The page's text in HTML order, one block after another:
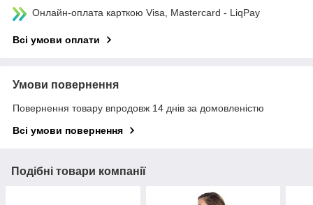
Онлайн-оплата карткою Visa, Mastercard - LiqPay
Всі умови оплати
Умови повернення
Повернення товару впродовж 14 днів за домовленістю
Всі умови повернення
Подібні товари компанії